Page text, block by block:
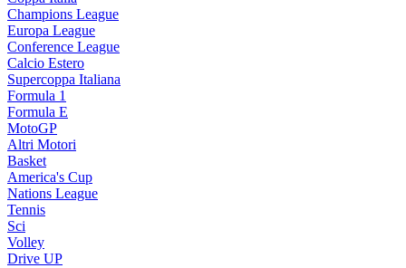
Champions League
Europa League
Conference League
Calcio Estero
Supercoppa Italiana
Formula 1
Formula E
MotoGP
Altri Motori
Basket
America's Cup
Nations League
Tennis
Sci
Volley
Drive UP